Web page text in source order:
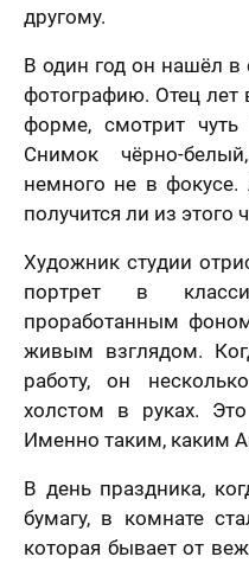
другому.
В один год он нашёл
фотографию. Отец лет
форме, смотрит
Снимок чёрно-
немного не в
получится ли из этого
Художник студии
портрет в
проработанным
живым взглядом.
работу, он
холстом в руках.
Именно таким, каким
В день праздника,
бумагу, в комнате
которая бывает от